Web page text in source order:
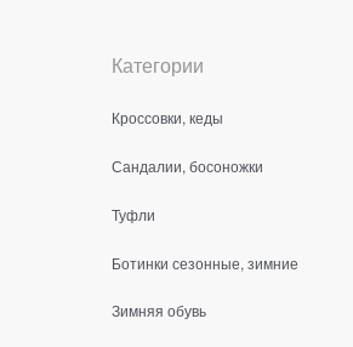
Категории
Кроссовки, кеды
Сандалии, босоножки
Туфли
Ботинки сезонные, зимние
Зимняя обувь